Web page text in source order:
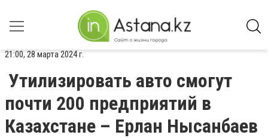
21:00, 28 марта 2024 г.
Утилизировать авто смогут
почти 200 предприятий в
Казахстане – Ерлан Нысанбаев